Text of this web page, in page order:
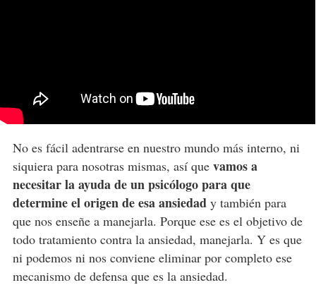
No es fácil adentrarse en nuestro mundo más interno, ni
siquiera para nosotras mismas, así que vamos a
necesitar la ayuda de un psicólogo para que
determine el origen de esa ansiedady también para
que nos enseñe a manejarla. Porque ese es el objetivo de
todo tratamiento contra la ansiedad, manejarla. Y es que
ni podemos ni nos conviene eliminar por completo ese
mecanismo de defensa que es la ansiedad.